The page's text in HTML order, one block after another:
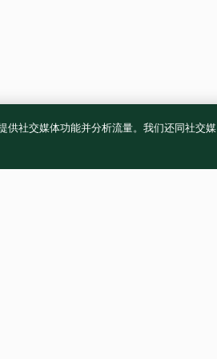
供社交媒体功能并分析流量。我们还同社交媒